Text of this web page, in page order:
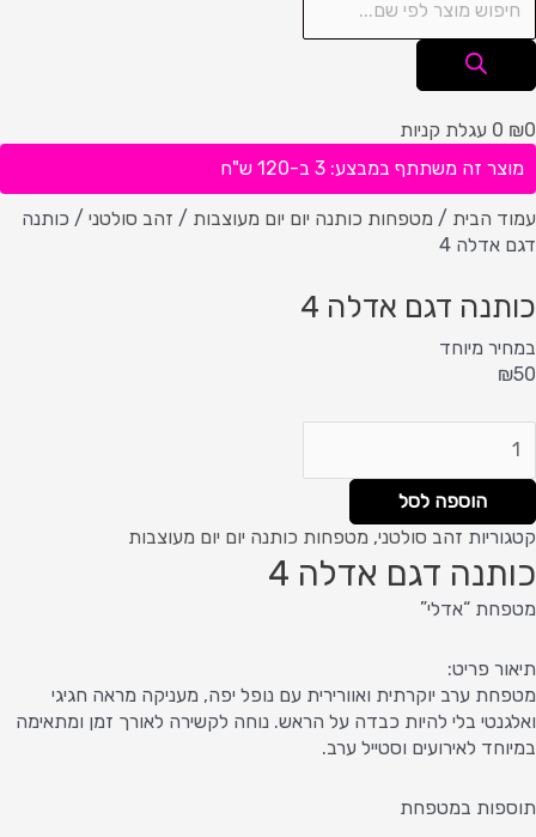
₪0
0 עגלת קניות
מוצר זה משתתף במבצע: 3 ב-120 ש"ח
עמוד הבית / מטפחות כותנה יום יום מעוצבות / זהב סולטני / כותנה
דגם אדלה 4
כותנה דגם אדלה 4
במחיר מיוחד
₪50
הוספה לסל
קטגוריות זהב סולטני, מטפחות כותנה יום יום מעוצבות
כותנה דגם אדלה 4
מטפחת “אדלי”
תיאור פריט:
מטפחת ערב יוקרתית ואוורירית עם נופל יפה, מעניקה מראה חגיגי
ואלגנטי בלי להיות כבדה על הראש. נוחה לקשירה לאורך זמן ומתאימה
במיוחד לאירועים וסטייל ערב.
תוספות במטפחת